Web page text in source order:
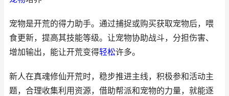
宠物是开荒的得力助手。通过捕捉或购买获取宠物后，喂
食更新，提高其技能等级。让宠物协助战斗，分担伤害、
增加输出，能让开荒变得轻松许多。
新人在真魂修仙开荒时，稳步推进主线，积极参和活动主
题，合理收集利用资源，借助帮派和宠物的力量，就能逐